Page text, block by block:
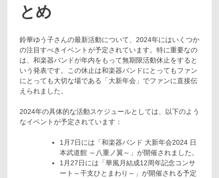
とめ
鈴華ゆう子さんの最新活動について、2024年にはいくつか
の注目すべきイベントが予定されています。特に重要なの
は、和楽器バンドが年内をもって無期限活動休止をすると
いう発表です。この休止は和楽器バンドにとってもファン
にとっても大切な場である「大新年会」でファンに直接伝
えられました。
2024年の具体的な活動スケジュールとしては、以下のよう
なイベントが予定されています：
1月7日には「和楽器バンド 大新年会2024 日
本武道館 ～八重ノ翼～」が開催されました。
1月27日には「華風月結成12周年記念コンサ
ート～干支ひとまわり～」が開催される予定